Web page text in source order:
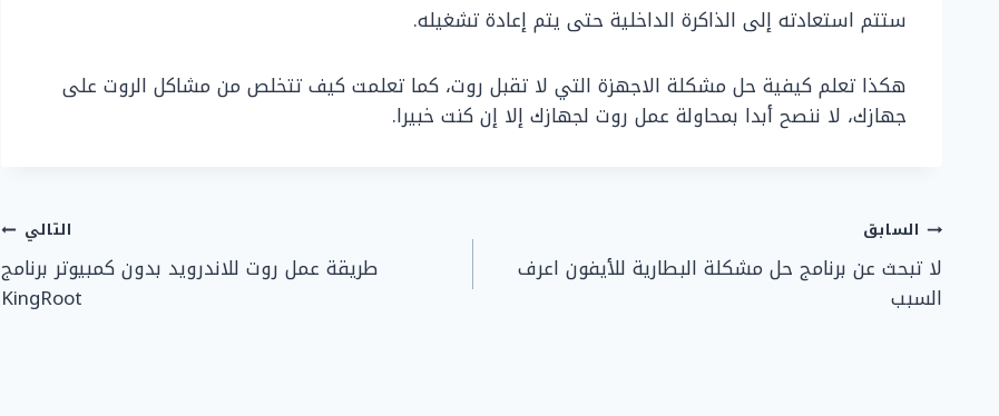
ستتم استعادته إلى الذاكرة الداخلية حتى يتم إعادة تشغيله.
هكذا تعلم كيفية حل مشكلة الاجهزة التي لا تقبل روت، كما تعلمت كيف تتخلص من مشاكل الروت على
جهازك، لا ننصح أبدا بمحاولة عمل روت لجهازك إلا إن كنت خبيرا.
تصفّح
المقالات
السابق
لا تبحث عن برنامج حل مشكلة البطارية للأيفون اعرف
السبب
التالي
طريقة عمل روت للاندرويد بدون كمبيوتر برنامج
KingRoot